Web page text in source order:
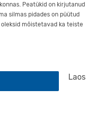
Peatükid on kirjutanud
silmas pidades on püütud
mõistetavad ka teiste
Laos